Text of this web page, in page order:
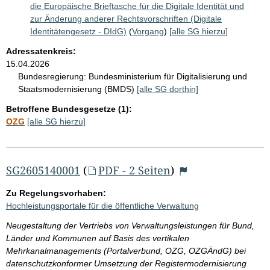
die Europäische Brieftasche für die Digitale Identität und
zur Änderung anderer Rechtsvorschriften (Digitale
Identitätengesetz - DIdG) (Vorgang) [alle SG hierzu]
Adressatenkreis:
15.04.2026
Bundesregierung: Bundesministerium für Digitalisierung und
Staatsmodernisierung (BMDS) [alle SG dorthin]
Betroffene Bundesgesetze (1):
OZG [alle SG hierzu]
SG2605140001 ( PDF - 2 Seiten)
Zu Regelungsvorhaben:
Hochleistungsportale für die öffentliche Verwaltung
Neugestaltung der Vertriebs von Verwaltungsleistungen für Bund,
Länder und Kommunen auf Basis des vertikalen
Mehrkanalmanagements (Portalverbund, OZG, OZGÄndG) bei
datenschutzkonformer Umsetzung der Registermodernisierung